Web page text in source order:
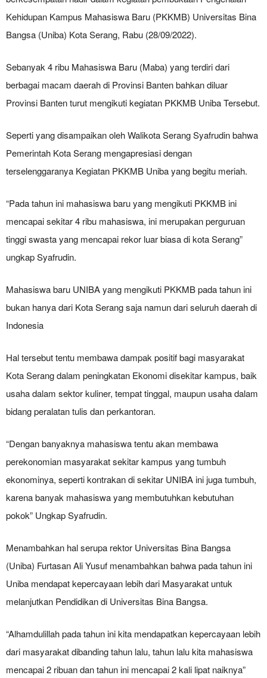
Kehidupan Kampus Mahasiswa Baru (PKKMB) Universitas Bina
Bangsa (Uniba) Kota Serang, Rabu (28/09/2022).
Sebanyak 4 ribu Mahasiswa Baru (Maba) yang terdiri dari
berbagai macam daerah di Provinsi Banten bahkan diluar
Provinsi Banten turut mengikuti kegiatan PKKMB Uniba Tersebut.
Seperti yang disampaikan oleh Walikota Serang Syafrudin bahwa
Pemerintah Kota Serang mengapresiasi dengan
terselenggaranya Kegiatan PKKMB Uniba yang begitu meriah.
“Pada tahun ini mahasiswa baru yang mengikuti PKKMB ini
mencapai sekitar 4 ribu mahasiswa, ini merupakan perguruan
tinggi swasta yang mencapai rekor luar biasa di kota Serang”
ungkap Syafrudin.
Mahasiswa baru UNIBA yang mengikuti PKKMB pada tahun ini
bukan hanya dari Kota Serang saja namun dari seluruh daerah di
Indonesia
Hal tersebut tentu membawa dampak positif bagi masyarakat
Kota Serang dalam peningkatan Ekonomi disekitar kampus, baik
usaha dalam sektor kuliner, tempat tinggal, maupun usaha dalam
bidang peralatan tulis dan perkantoran.
“Dengan banyaknya mahasiswa tentu akan membawa
perekonomian masyarakat sekitar kampus yang tumbuh
ekonominya, seperti kontrakan di sekitar UNIBA ini juga tumbuh,
karena banyak mahasiswa yang membutuhkan kebutuhan
pokok” Ungkap Syafrudin.
Menambahkan hal serupa rektor Universitas Bina Bangsa
(Uniba) Furtasan Ali Yusuf menambahkan bahwa pada tahun ini
Uniba mendapat kepercayaan lebih dari Masyarakat untuk
melanjutkan Pendidikan di Universitas Bina Bangsa.
“Alhamdulillah pada tahun ini kita mendapatkan kepercayaan lebih
dari masyarakat dibanding tahun lalu, tahun lalu kita mahasiswa
mencapai 2 ribuan dan tahun ini mencapai 2 kali lipat naiknya”